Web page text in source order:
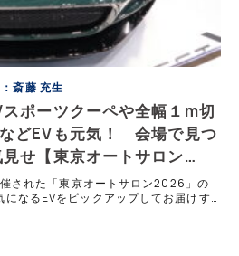
斎藤 充生
ポーツクーペや全幅１m切
どEVも元気！ 会場で見つ
せ【東京オートサロン
された「東京オートサロン2026」の
なるEVをピックアップしてお届けす
ェクトV」、リーンモビリティ
テック」の3台を紹介。